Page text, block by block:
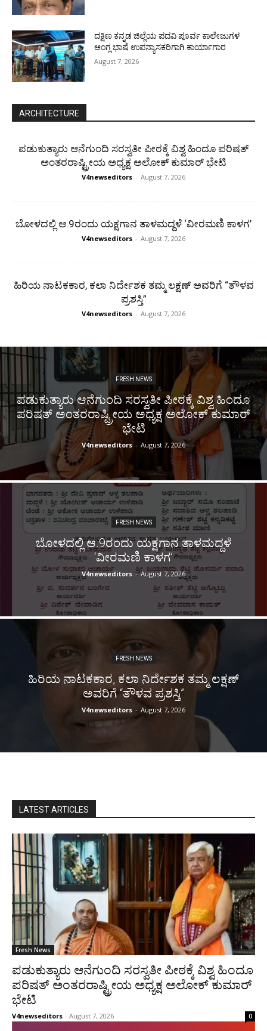
ದಕ್ಷಿಣ ಕನ್ನಡ ಜಿಲ್ಲೆಯ ಪದವಿ ಪೂರ್ವ ಕಾಲೇಜುಗಳ
ಆಂಗ್ಲ ಭಾಷೆ ಉಪನ್ಯಾಸಕರಿಗಾಗಿ ಕಾರ್ಯಾಗಾರ
August 7, 2026
ARCHITECTURE
ಪಡುಕುತ್ಯಾರು ಆನೆಗುಂದಿ ಸರಸ್ವತೀ ಪೀಠಕ್ಕೆ ವಿಶ್ವ ಹಿಂದೂ ಪರಿಷತ್
ಅಂತರರಾಷ್ಟ್ರೀಯ ಅಧ್ಯಕ್ಷ ಅಲೋಕ್ ಕುಮಾರ್ ಭೇಟಿ
V4newseditors - August 7, 2026
ಬೋಳದಲ್ಲಿ ಆ.9ರಂದು ಯಕ್ಷಗಾನ ತಾಳಮದ್ದಳೆ ‘ವೀರಮಣಿ ಕಾಳಗ’
V4newseditors - August 7, 2026
ಹಿರಿಯ ನಾಟಕಕಾರ, ಕಲಾ ನಿರ್ದೇಶಕ ತಮ್ಮ ಲಕ್ಷಣ್ ಅವರಿಗೆ “ತೌಳವ
ಪ್ರಶಸ್ತಿ”
V4newseditors - August 7, 2026
FRESH NEWS
ಪಡುಕುತ್ಯಾರು ಆನೆಗುಂದಿ ಸರಸ್ವತೀ ಪೀಠಕ್ಕೆ ವಿಶ್ವ ಹಿಂದೂ
ಪರಿಷತ್ ಅಂತರರಾಷ್ಟ್ರೀಯ ಅಧ್ಯಕ್ಷ ಅಲೋಕ್ ಕುಮಾರ್
ಭೇಟಿ
V4newseditors - August 7, 2026
FRESH NEWS
ಬೋಳದಲ್ಲಿ ಆ.9ರಂದು ಯಕ್ಷಗಾನ ತಾಳಮದ್ದಳೆ
‘ವೀರಮಣಿ ಕಾಳಗ’
V4newseditors - August 7, 2026
FRESH NEWS
ಹಿರಿಯ ನಾಟಕಕಾರ, ಕಲಾ ನಿರ್ದೇಶಕ ತಮ್ಮ ಲಕ್ಷಣ್
ಅವರಿಗೆ “ತೌಳವ ಪ್ರಶಸ್ತಿ”
V4newseditors - August 7, 2026
LATEST ARTICLES
Fresh News
ಪಡುಕುತ್ಯಾರು ಆನೆಗುಂದಿ ಸರಸ್ವತೀ ಪೀಠಕ್ಕೆ ವಿಶ್ವ ಹಿಂದೂ
ಪರಿಷತ್ ಅಂತರರಾಷ್ಟ್ರೀಯ ಅಧ್ಯಕ್ಷ ಅಲೋಕ್ ಕುಮಾರ್
ಭೇಟಿ
V4newseditors - August 7, 2026 0